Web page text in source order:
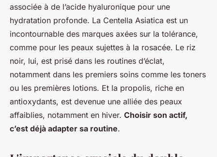
associée à de l’acide hyaluronique pour une
hydratation profonde. La Centella Asiatica est un
incontournable des marques axées sur la tolérance,
comme pour les peaux sujettes à la rosacée. Le riz
noir, lui, est prisé dans les routines d’éclat,
notamment dans les premiers soins comme les toners
ou les premières lotions. Et la propolis, riche en
antioxydants, est devenue une alliée des peaux
affaiblies, notamment en hiver. Choisir son actif,
c’est déjà adapter sa routine.